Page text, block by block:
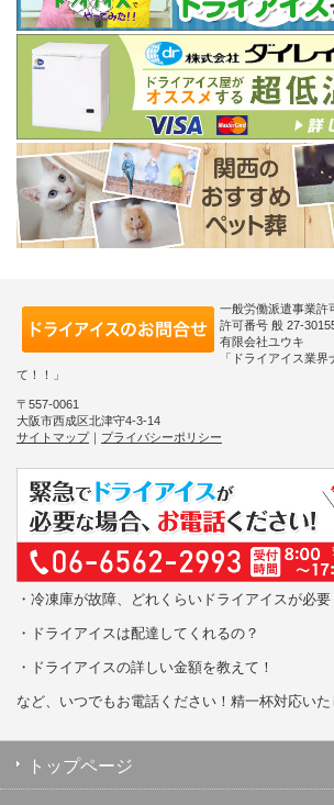
一般労働派遣事業許
許可番号 般 27-
有限会社ユウキ
「ドライアイス業
て！！」
〒557-0061
大阪市西成区北津守4-3-14
サイトマップ｜ プライバシーポリシー
・冷凍庫が故障、どれくらいドライアイスが必要
・ドライアイスは配達してくれるの？
・ドライアイスの詳しい金額を教えて！
など、いつでもお電話ください！精一杯対応いた
トップページ